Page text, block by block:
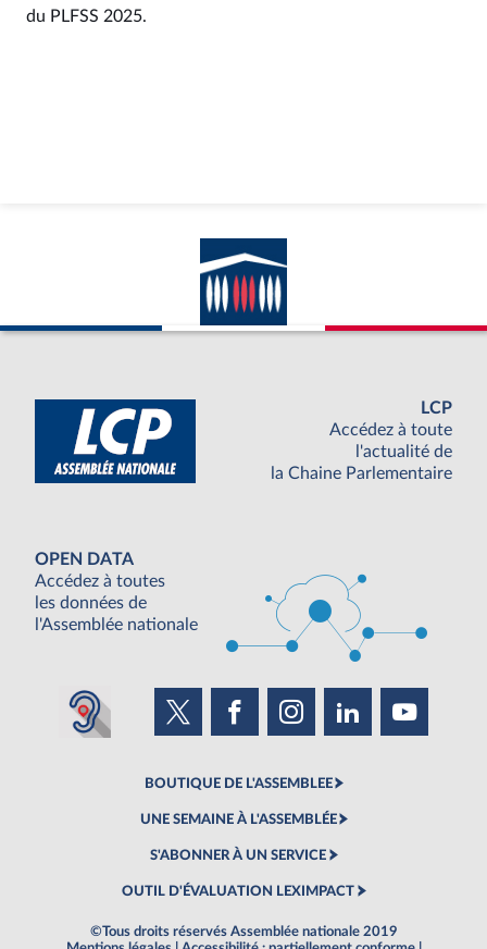
du PLFSS 2025.
LCP
Accédez à toute
l'actualité de
la Chaine Parlementaire
OPEN DATA
Accédez à toutes
les données de
l'Assemblée nationale
BOUTIQUE DE L'ASSEMBLEE
UNE SEMAINE À L'ASSEMBLÉE
S'ABONNER À UN SERVICE
OUTIL D'ÉVALUATION LEXIMPACT
©Tous droits réservés Assemblée nationale 2019